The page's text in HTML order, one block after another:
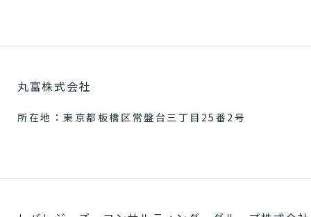
丸富株式会社
所在地：東京都板橋区常盤台三丁目25番2号